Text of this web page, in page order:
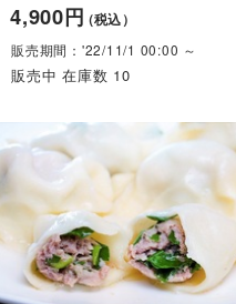
4,900円（税込）
販売期間：'22/11/1 00:00 ～
販売中 在庫数 10